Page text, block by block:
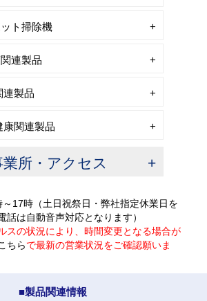
ト掃除機
連製品
連製品
康関連製品
業所・アクセス
17時（土日祝祭日・弊社指定休業日を
話は自動音声対応となります）
スの状況により、時間変更となる場合が
ちら で最新の営業状況をご確認願いま
■製品関連情報